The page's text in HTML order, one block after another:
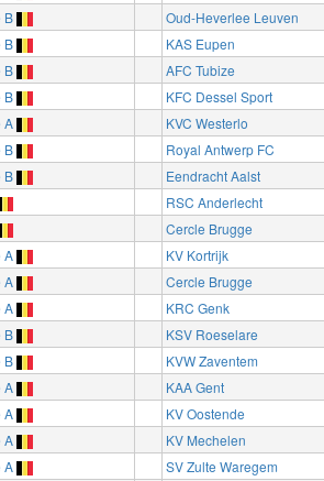
B
Oud-Heverlee Leuven
B
KAS Eupen
B
AFC Tubize
B
KFC Dessel Sport
A
KVC Westerlo
B
Royal Antwerp FC
B
Eendracht Aalst
RSC Anderlecht
Cercle Brugge
A
KV Kortrijk
A
Cercle Brugge
A
KRC Genk
B
KSV Roeselare
B
KVW Zaventem
A
KAA Gent
A
KV Oostende
A
KV Mechelen
A
SV Zulte Waregem